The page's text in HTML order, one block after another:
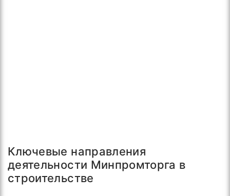
Ключевые направления
деятельности Минпромторга в
строительстве